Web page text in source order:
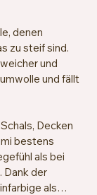
denen
zu steif sind.
und
und fällt
Decken
bestens
als bei
Dank der
als